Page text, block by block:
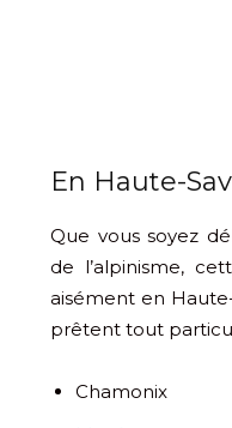
En Haute-
Que vous soyez
de l’alpinisme,
aisément en Haute-
prêtent tout
Chamonix